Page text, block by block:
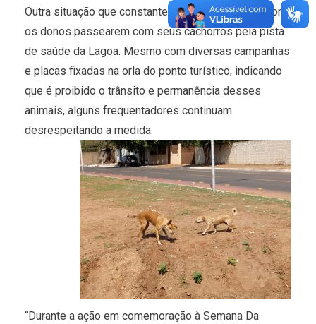
Outra situação que constantemente acontece é sobre
os donos passearem com seus cachorros pela pista
de saúde da Lagoa. Mesmo com diversas campanhas
e placas fixadas na orla do ponto turístico, indicando
que é proibido o trânsito e permanência desses
animais, alguns frequentadores continuam
desrespeitando a medida.
“Durante a ação em comemoração à Semana Da